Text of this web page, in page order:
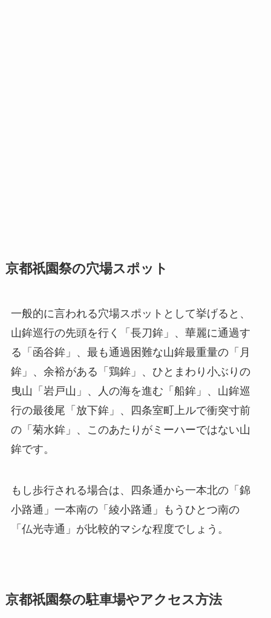
京都祇園祭の穴場スポット
一般的に言われる穴場スポットとして挙げると、
山鉾巡行の先頭を行く「長刀鉾」、華麗に通過す
る「函谷鉾」、最も通過困難な山鉾最重量の「月
鉾」、余裕がある「鶏鉾」、ひとまわり小ぶりの
曳山「岩戸山」、人の海を進む「船鉾」、山鉾巡
行の最後尾「放下鉾」、四条室町上ルで衝突寸前
の「菊水鉾」、このあたりがミーハーではない山
鉾です。
もし歩行される場合は、四条通から一本北の「錦
小路通」一本南の「綾小路通」もうひとつ南の
「仏光寺通」が比較的マシな程度でしょう。
京都祇園祭の駐車場やアクセス方法